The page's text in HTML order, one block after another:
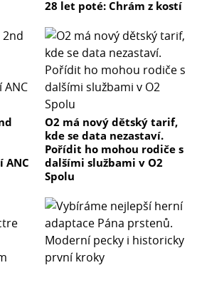
28 let poté: Chrám z kostí
ANC
O2 má nový dětský tarif,
kde se data nezastaví.
Pořídit ho mohou rodiče s
dalšími službami v O2
Spolu